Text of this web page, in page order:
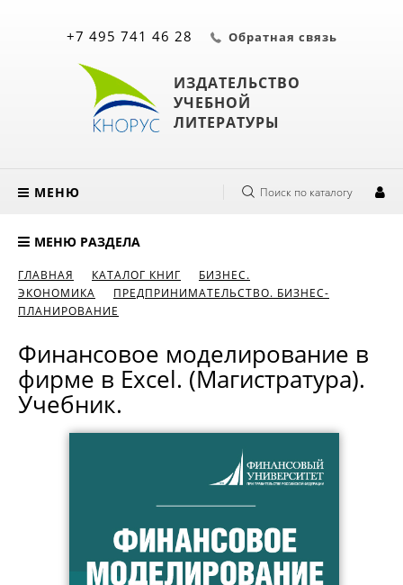
ИЗДАТЕЛЬСТВО
УЧЕБНОЙ
ЛИТЕРАТУРЫ
+7 495 741 46 28 Обратная связь
МЕНЮ Поиск по каталогу
МЕНЮ РАЗДЕЛА
ГЛАВНАЯ КАТАЛОГ КНИГ
БИЗНЕС.
ЭКОНОМИКА
ПРЕДПРИНИМАТЕЛЬСТВО. БИЗНЕС-
ПЛАНИРОВАНИЕ
Финансовое моделирование в
фирме в Excel. (Магистратура).
Учебник.